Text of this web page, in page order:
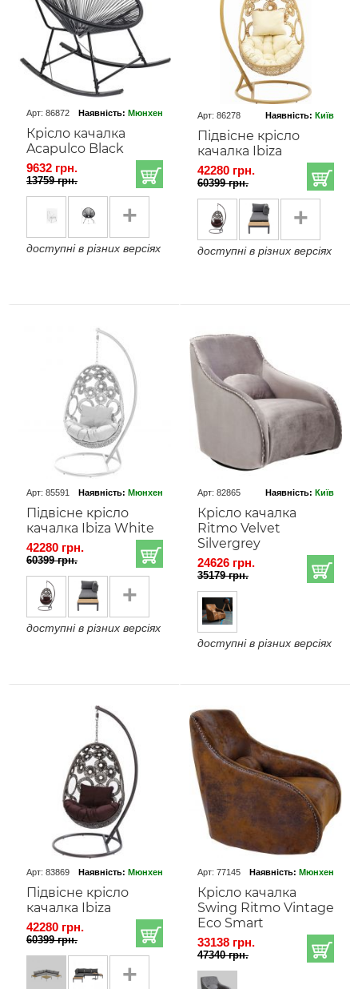
Арт: 86872 Наявність: Мюнхен
Крісло качалка
Acapulco Black
9632 грн.
13759 грн.
+
доступні в різних версіях
Арт: 86278 Наявність: Київ
Підвісне крісло
качалка Ibiza
42280 грн.
60399 грн.
+
доступні в різних версіях
Арт: 85591 Наявність: Мюнхен
Підвісне крісло
качалка Ibiza White
42280 грн.
60399 грн.
+
доступні в різних версіях
Арт: 82865 Наявність: Київ
Крісло качалка
Ritmo Velvet
Silvergrey
24626 грн.
35179 грн.
доступні в різних версіях
Арт: 83869 Наявність: Мюнхен
Підвісне крісло
качалка Ibiza
42280 грн.
60399 грн.
+
Арт: 77145 Наявність: Мюнхен
Крісло качалка
Swing Ritmo Vintage
Eco Smart
33138 грн.
47340 грн.